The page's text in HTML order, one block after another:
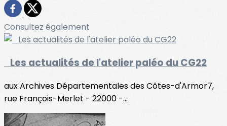
Consultez également
Les actualités de l'atelier paléo du CG22
aux Archives Départementales des Côtes-d'Armor7,
rue François-Merlet - 22000 -...